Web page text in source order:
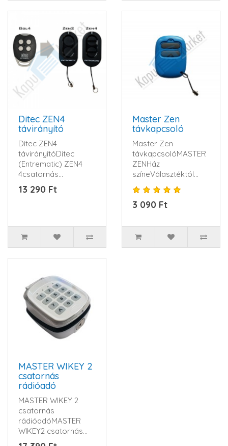
Ditec ZEN4
távirányító
Ditec ZEN4
távirányítóDitec
(Entrematic) ZEN4
4csatornás
ugrókódos kapunyitó
távirányító.
13 290 Ft
Master Zen
távkapcsoló
Master Zen
távkapcsolóMASTER
ZENHáz
színeVálasztéktól
függGombok
színeSzürkeGombok
száma4Elem típusa..
3 090 Ft
MASTER WIKEY 2
csatornás
rádióadó
MASTER WIKEY 2
csatornás
rádióadóMASTER
WIKEY2 csatornás
rádióadóHCS